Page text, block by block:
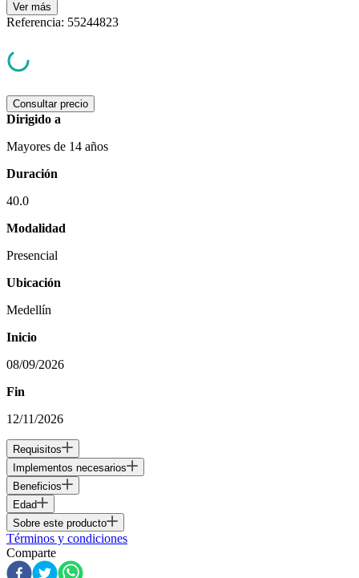
Ver más
Referencia: 55244823
Consultar precio
Dirigido a
Mayores de 14 años
Duración
40.0
Modalidad
Presencial
Ubicación
Medellín
Inicio
08/09/2026
Fin
12/11/2026
Requisitos
Implementos necesarios
Beneficios
Edad
Sobre este producto
Términos y condiciones
Comparte